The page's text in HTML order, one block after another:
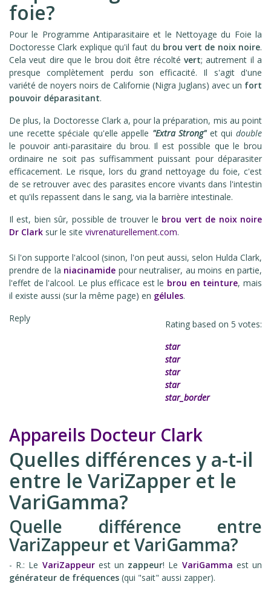
foie?
Pour le Programme Antiparasitaire et le Nettoyage du Foie la
Doctoresse Clark explique qu'il faut du brou vert de noix noire.
Cela veut dire que le brou doit être récolté vert; autrement il a
presque complètement perdu son efficacité. Il s'agit d'une
variété de noyers noirs de Californie (Nigra Juglans) avec un fort
pouvoir déparasitant.
De plus, la Doctoresse Clark a, pour la préparation, mis au point
une recette spéciale qu'elle appelle "Extra Strong"et quidouble
le pouvoir anti-parasitaire du brou. Il est possible que le brou
ordinaire ne soit pas suffisamment puissant pour déparasiter
efficacement. Le risque, lors du grand nettoyage du foie, c'est
de se retrouver avec des parasites encore vivants dans l'intestin
et qu'ils repassent dans le sang, via la barrière intestinale.
Il est, bien sûr, possible de trouver le brou vert de noix noire
Dr Clark sur le site vivrenaturellement.com.
Si l'on supporte l'alcool (sinon, l'on peut aussi, selon Hulda Clark,
prendre de la niacinamide pour neutraliser, au moins en partie,
l'effet de l'alcool. Le plus efficace est le brou en teinture, mais
il existe aussi (sur la même page) en gélules.
Rating based on 5 votes:
star
star
star
star
star_border
Reply
Appareils Docteur Clark
Quelles différences y a-t-il
entre le VariZapper et le
VariGamma?
Quelle différence entre
VariZappeur et VariGamma?
- R.: Le VariZappeur est un zappeur! Le VariGamma est un
générateur de fréquences (qui "sait" aussi zapper).